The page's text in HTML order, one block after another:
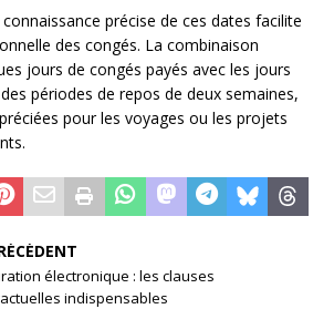
précise de ces dates facilite
des congés. La combinaison
jours de congés payés avec les jours
périodes de repos de deux semaines,
pour les voyages ou les projets
électronique : les clauses
indispensables